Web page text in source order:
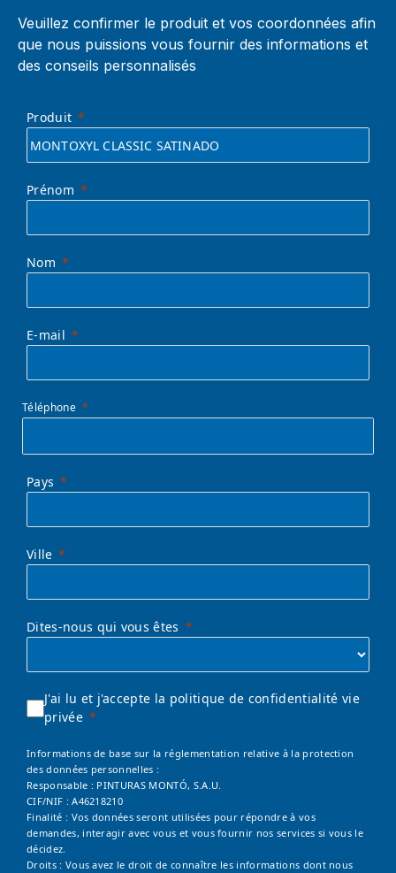
Veuillez confirmer le produit et vos coordonnées afin
que nous puissions vous fournir des informations et
des conseils personnalisés
Produit
Prénom
Nom
E-mail
Téléphone
Pays
Ville
Dites-nous qui vous êtes
J'ai lu et j'accepte la politique de confidentialité vie
privée
Informations de base sur la réglementation relative à la protection
des données personnelles :
Responsable : PINTURAS MONTÓ, S.A.U.
CIF/NIF : A46218210
Finalité : Vos données seront utilisées pour répondre à vos
demandes, interagir avec vous et vous fournir nos services si vous le
décidez.
Droits : Vous avez le droit de connaître les informations dont nous